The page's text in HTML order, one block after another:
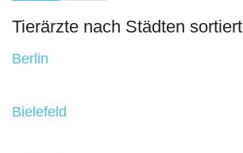
Tierärzte nach Städten sortiert
Berlin
Bielefeld